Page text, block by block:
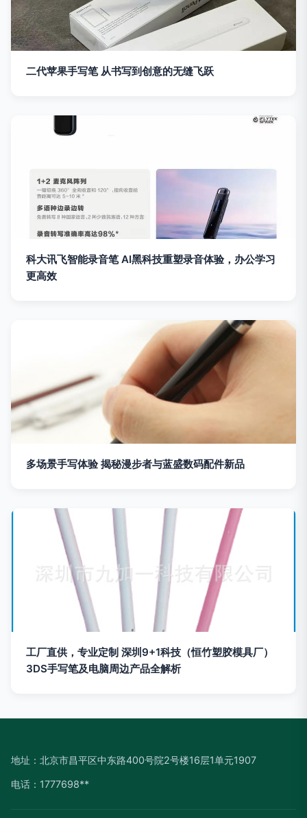
二代苹果手写笔 从书写到创意的无缝飞跃
科大讯飞智能录音笔 AI黑科技重塑录音体验，办公学习
更高效
多场景手写体验 揭秘漫步者与蓝盛数码配件新品
工厂直供，专业定制 深圳9+1科技（恒竹塑胶模具厂）
3DS手写笔及电脑周边产品全解析
地址：北京市昌平区中东路400号院2号楼16层1单元1907
电话：1777698**